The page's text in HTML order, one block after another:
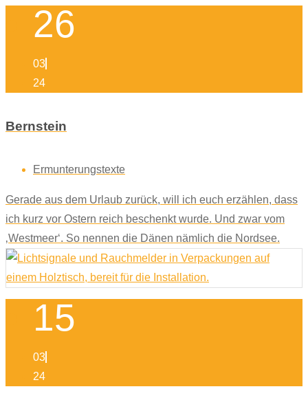
26
03
24
Bernstein
Ermunterungstexte
Gerade aus dem Urlaub zurück, will ich euch erzählen, dass
ich kurz vor Ostern reich beschenkt wurde. Und zwar vom
‚Westmeer‘. So nennen die Dänen nämlich die Nordsee.
15
03
24